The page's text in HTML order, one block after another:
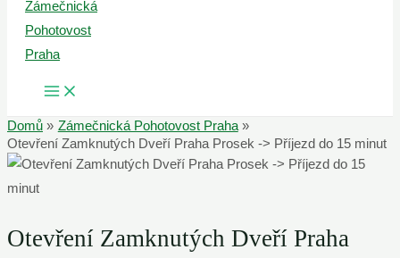
obsah
MAIN
MENU
Domů
Zámečnická Pohotovost Praha
Otevření Zamknutých Dveří Praha Prosek -> Příjezd do 15 minut
Otevření Zamknutých Dveří Praha